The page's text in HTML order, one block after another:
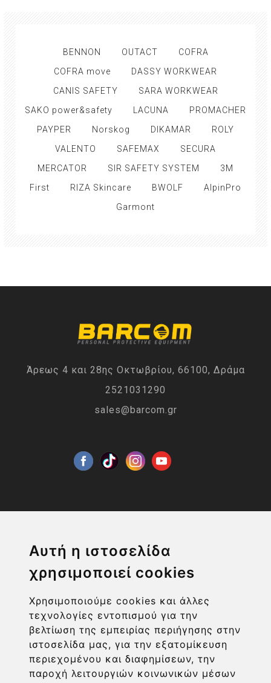
Αυτή η ιστοσελίδα
χρησιμοποιεί cookies
Χρησιμοποιούμε cookies και άλλες
τεχνολογίες εντοπισμού για την
βελτίωση της εμπειρίας περιήγησης στην
ιστοσελίδα μας, για την εξατομίκευση
περιεχομένου και διαφημίσεων, την
παροχή λειτουργιών κοινωνικών μέσων
BENNON OUTACT
COFRA
COFRA move
DASSY WORKWEAR
CANIS SAFETY
SARA WORKWEAR
SAKO power&safety
LACUNA
PROMACHER
PAYPER
Norskog DIKAMAR
ROLY
VALENTO
SAFEMAX
SECURA
MERCATOR
SIR SAFETY SYSTEM
3M
First
RIZA Skincare BWOLF
AlpinPro
Garmont
Άρεως 4 και 28ης Οκτωβρίου, 66100, Δράμα
2521031290
sales@barcom.gr
ΧΡΗΣΙΜΑ LINKS
ΠΛΗΡΟΦΟΡΙΕΣ ΧΡΗΣΤΗ